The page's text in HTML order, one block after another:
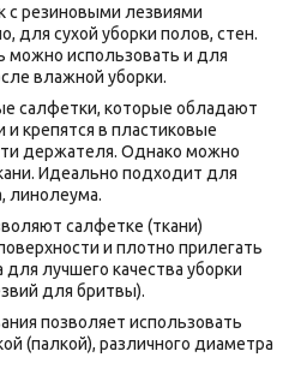
резиновыми лезвиями
для сухой уборки полов, стен.
использовать и для
влажной уборки.
салфетки, которые обладают
и крепятся в пластиковые
держателя. Однако можно
Идеально подходит для
линолеума.
салфетке (ткани)
и плотно прилегать
лучшего качества уборки
для бритвы).
позволяет использовать
(палкой), различного диаметра